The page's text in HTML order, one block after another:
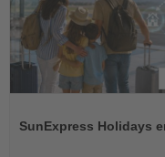
die
SunExpress Holidays